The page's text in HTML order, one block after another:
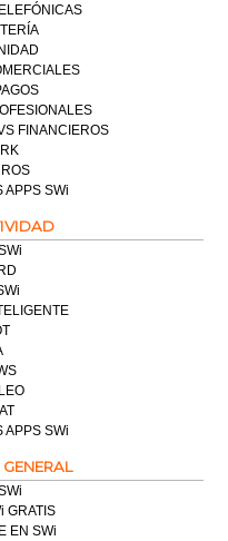
FINANCIEROS
APPS SWi
APPS SWi
GRATIS
EN SWi